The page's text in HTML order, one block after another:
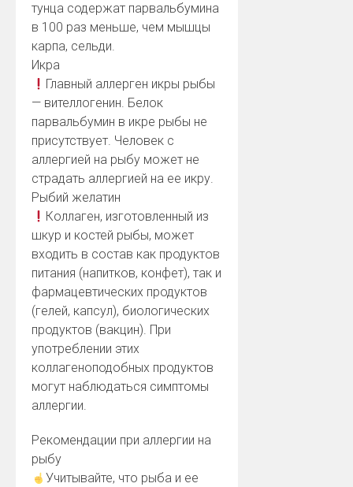
тунца содержат парвальбумина
в 100 раз меньше, чем мышцы
карпа, сельди.
Икра
Главный аллерген икры рыбы
— вителлогенин. Белок
парвальбумин в икре рыбы не
присутствует. Человек с
аллергией на рыбу может не
страдать аллергией на ее икру.
Рыбий желатин
Коллаген, изготовленный из
шкур и костей рыбы, может
входить в состав как продуктов
питания (напитков, конфет), так и
фармацевтических продуктов
(гелей, капсул), биологических
продуктов (вакцин). При
употреблении этих
коллагеноподобных продуктов
могут наблюдаться симптомы
аллергии.
Рекомендации при аллергии на
рыбу
Учитывайте, что рыба и ее